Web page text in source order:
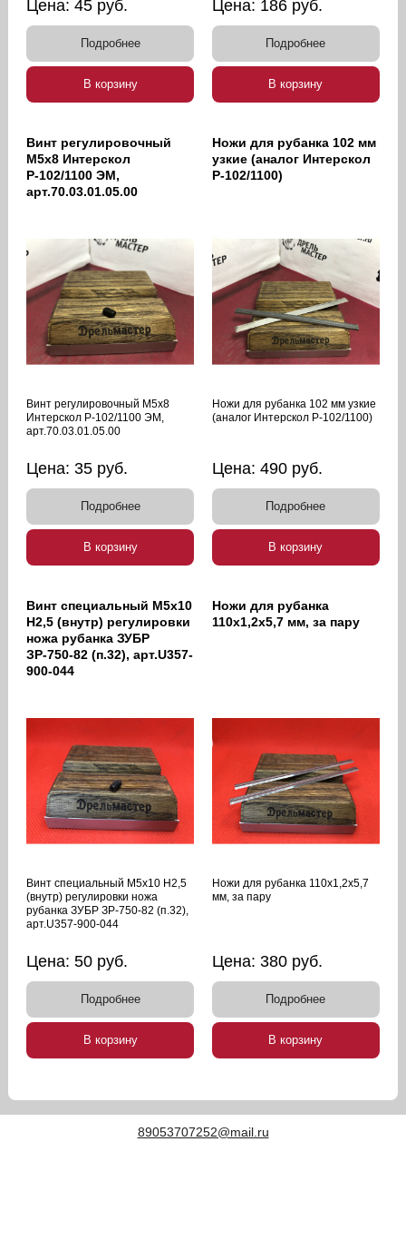
Цена:45 руб.
Подробнее
В корзину
Цена: 186 руб.
Подробнее
В корзину
Винт регулировочный
М5х8 Интерскол
Р-102/1100 ЭМ,
арт.70.03.01.05.00
Винт регулировочный М5х8
Интерскол Р-102/1100 ЭМ,
арт.70.03.01.05.00
Цена:35 руб.
Подробнее
В корзину
Ножи для рубанка 102 мм
узкие (аналог Интерскол
Р-102/1100)
Ножи для рубанка 102 мм узкие
(аналог Интерскол Р-102/1100)
Цена: 490 руб.
Подробнее
В корзину
Винт специальный М5х10
H2,5 (внутр) регулировки
ножа рубанка ЗУБР
ЗР-750-82 (п.32), арт.U357-
900-044
Винт специальный М5х10 H2,5
(внутр) регулировки ножа
рубанка ЗУБР ЗР-750-82 (п.32),
арт.U357-900-044
Цена:50 руб.
Подробнее
В корзину
Ножи для рубанка
110х1,2х5,7 мм, за пару
Ножи для рубанка 110х1,2х5,7
мм, за пару
Цена: 380 руб.
Подробнее
В корзину
89053707252@mail.ru